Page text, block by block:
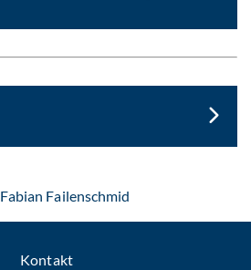
Fabian Failenschmid: Per E-Mail
Kontakt